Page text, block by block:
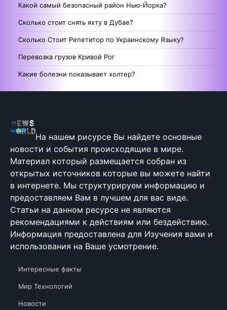
Какой самый безопасный район Нью-Йорка?
Сколько стоит снять яхту в Дубае?
Сколько Стоит Репетитор по Украинскому Языку?
Перевозка грузов Кривой Рог
Какие болезни показывает холтер?
На нашем рисурсе Вы найдете основные
новости и события происходящие в мире.
Материал который размещается собран из
открытых источников которые вы можете найти
в интернете. Мы структурируем информацию и
предоставляем Вам в лучшем для вас виде.
Статьи на данном ресурсе не являются
рекомендациями к действиям или бездействию.
Информация предоставлена для Изучения вами и
использования на Ваше усмотрение.
Интересные факты
Мир Технологий
Новости